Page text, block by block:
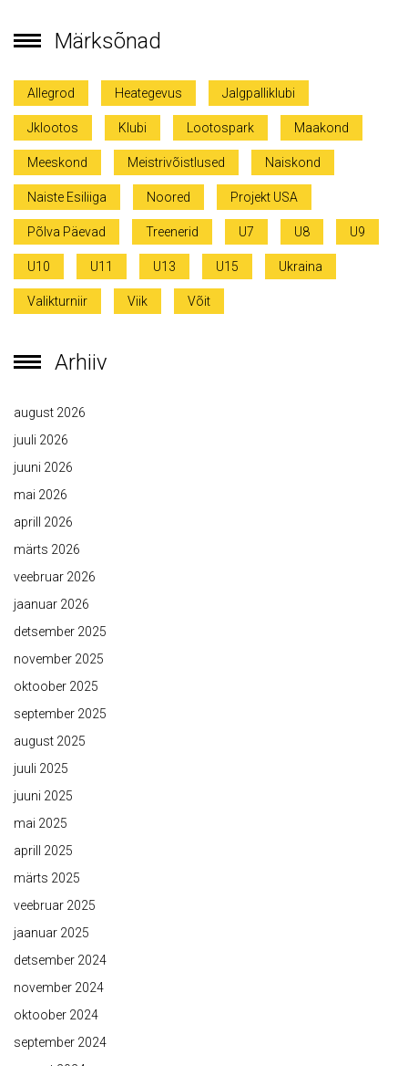
Märksõnad
Allegrod Heategevus Jalgpalliklubi
Jklootos Klubi Lootospark Maakond
Meeskond Meistrivõistlused Naiskond
Naiste Esiliiga Noored Projekt USA
Põlva Päevad Treenerid U7 U8 U9
U10 U11 U13 U15 Ukraina
Valikturniir Viik Võit
Arhiiv
august 2026
juuli 2026
juuni 2026
mai 2026
aprill 2026
märts 2026
veebruar 2026
jaanuar 2026
detsember 2025
november 2025
oktoober 2025
september 2025
august 2025
juuli 2025
juuni 2025
mai 2025
aprill 2025
märts 2025
veebruar 2025
jaanuar 2025
detsember 2024
november 2024
oktoober 2024
september 2024